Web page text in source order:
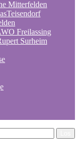
Mitterfelden
Freilassing
Surheim